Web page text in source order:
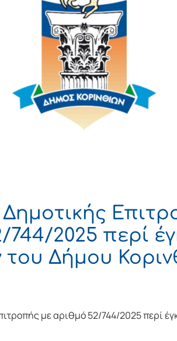
2025 περί
Δήμου
με αριθμό 52/744/2025 περί